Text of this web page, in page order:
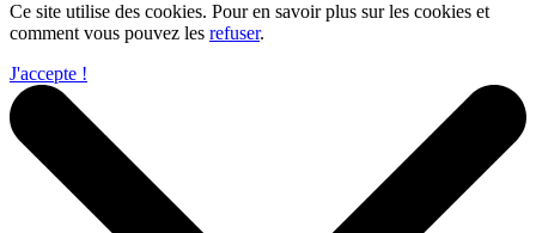
Ce site utilise des cookies. Pour en savoir plus sur les cookies et
comment vous pouvez les refuser.
J'accepte !